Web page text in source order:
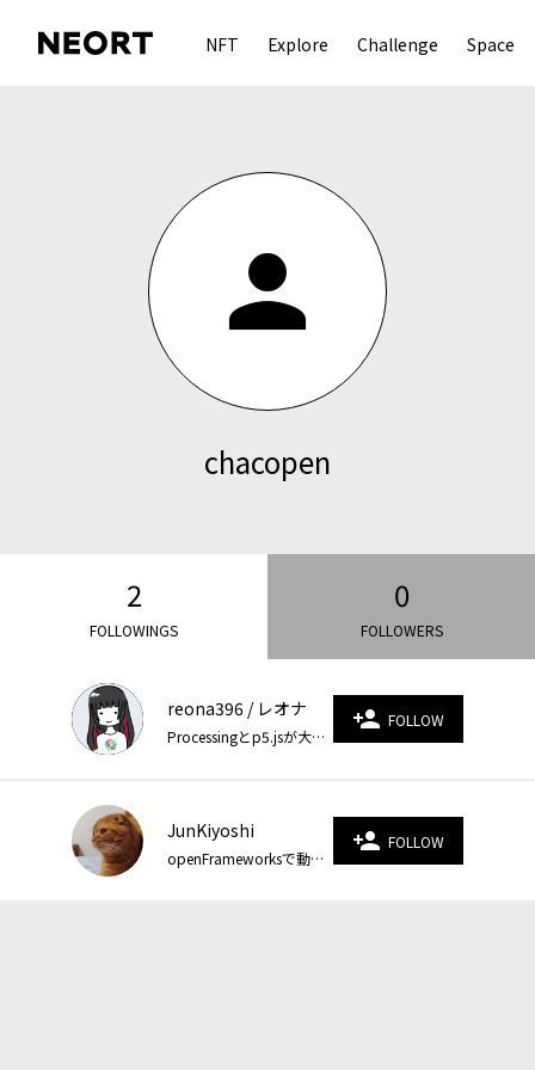
NFT Explore Challenge Space
person
chacopen
2
FOLLOWINGS
0
FOLLOWERS
reona396 / レオナ
Processingとp5.jsが大好き！ https://reona396.com/
person_add FOLLOW
JunKiyoshi
openFrameworksで動くお絵描きをしています。Blogでソースコードを公開しています。 https://junkiyoshi.com/
person_add FOLLOW